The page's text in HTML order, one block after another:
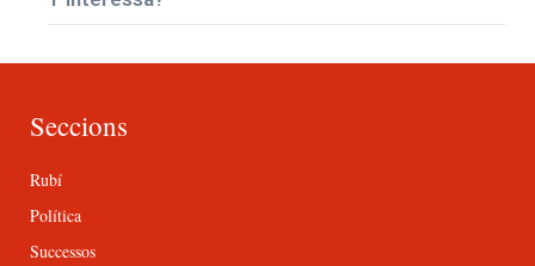
Seccions
Rubí
Política
Successos